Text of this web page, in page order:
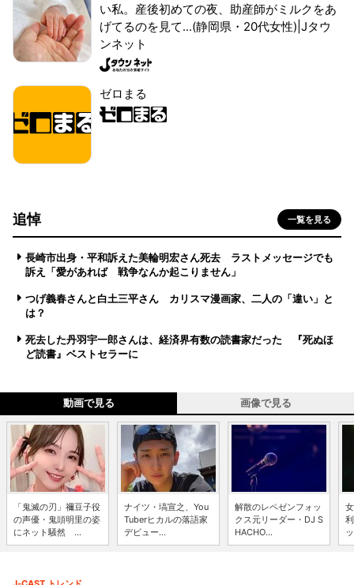
い私。産後初めての夜、助産師がミルクをあ
げてるのを見て...(静岡県・20代女性)|Jタウ
ンネット
ゼロまる
追悼 一覧を見る
長崎市出身・平和訴えた美輪明宏さん死去 ラストメッセージでも
訴え「愛があれば 戦争なんか起こりません」
つげ義春さんと白土三平さん カリスマ漫画家、二人の「違い」と
は？
死去した丹羽宇一郎さんは、経済界有数の読書家だった 『死ぬほ
ど読書』ベストセラーに
動画で見る 画像で見る
「鬼滅の刃」禰豆子役
の声優・鬼頭明里の姿
にネット騒然 ...
ナイツ・塙宣之、You
Tuberヒカルの落語家
デビュー...
解散のレペゼンフォッ
クス元リーダー・DJ S
HACHO...